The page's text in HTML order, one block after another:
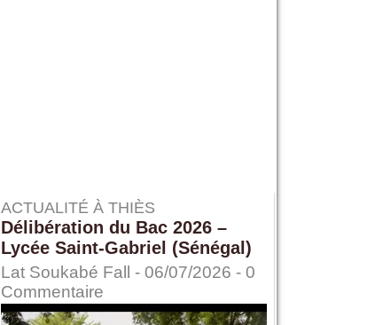
ACTUALITÉ À THIÈS
Délibération du Bac 2026 –
Lycée Saint-Gabriel (Sénégal)
Lat Soukabé Fall - 06/07/2026 - 0
Commentaire